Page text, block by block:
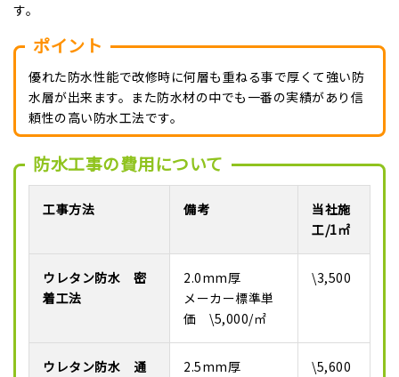
す。
ポイント
優れた防水性能で改修時に何層も重ねる事で厚くて強い防
水層が出来ます。また防水材の中でも一番の実績があり信
頼性の高い防水工法です。
防水工事の費用について
工事方法 備考
当社施
工/1㎡
ウレタン防水 密
着工法
2.0mm厚
メーカー標準単
価 \5,000/㎡
\3,500
ウレタン防水 通
2.5mm厚
\5,600